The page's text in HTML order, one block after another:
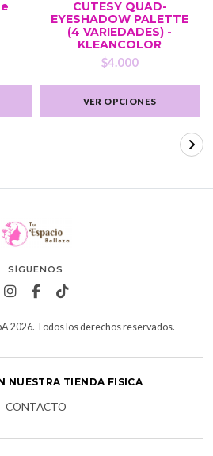
CUTESY QUAD-
EYESHADOW PALETTE
(4 VARIEDADES) -
KLEANCOLOR
$4.000
VER OPCIONES
SÍGUENOS
2026. Todos los derechos reservados.
NUESTRA TIENDA FISICA
CONTACTO